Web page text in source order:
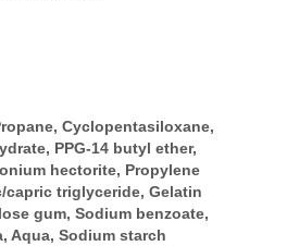
Cyclopentasiloxane,
PPG-14 butyl ether,
hectorite, Propylene
capric triglyceride, Gelatin
gum, Sodium benzoate,
Aqua, Sodium starch